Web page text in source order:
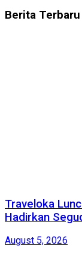
Berita Terbaru
Traveloka
Hadirkan
August 5, 2026